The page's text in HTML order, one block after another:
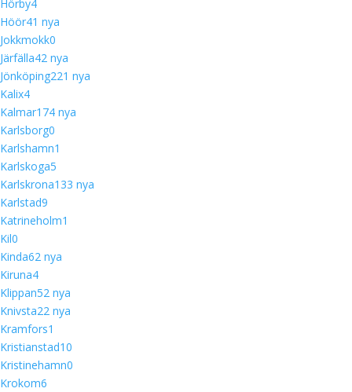
Hörby4
Höör41 nya
Jokkmokk0
Järfälla42 nya
Jönköping221 nya
Kalix4
Kalmar174 nya
Karlsborg0
Karlshamn1
Karlskoga5
Karlskrona133 nya
Karlstad9
Katrineholm1
Kil0
Kinda62 nya
Kiruna4
Klippan52 nya
Knivsta22 nya
Kramfors1
Kristianstad10
Kristinehamn0
Krokom6